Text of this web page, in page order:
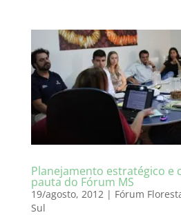
Planejamento estratégico e
pauta do Fórum MS
19/agosto, 2012 | Fórum
Sul